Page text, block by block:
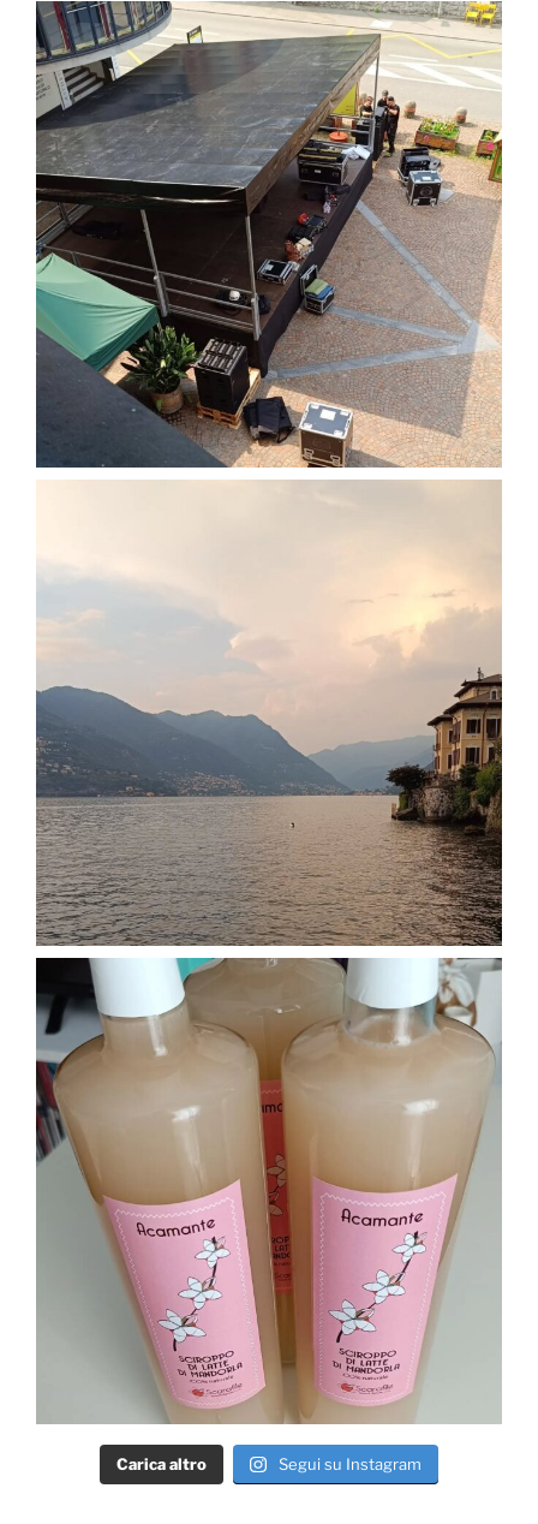
Carica altro Segui su Instagram